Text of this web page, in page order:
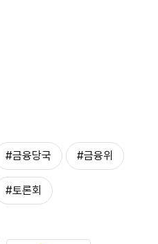
#금융당국 #금융위
#토론회